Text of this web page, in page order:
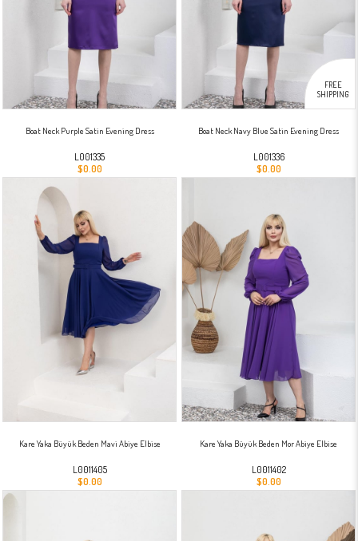
Boat Neck Purple Satin Evening Dress
L001335
$0.00
Boat Neck Navy Blue Satin Evening Dress
L001336
$0.00
FREE
SHIPPING
Kare Yaka Büyük Beden Mavi Abiye Elbise
L0011405
$0.00
Kare Yaka Büyük Beden Mor Abiye Elbise
L0011402
$0.00